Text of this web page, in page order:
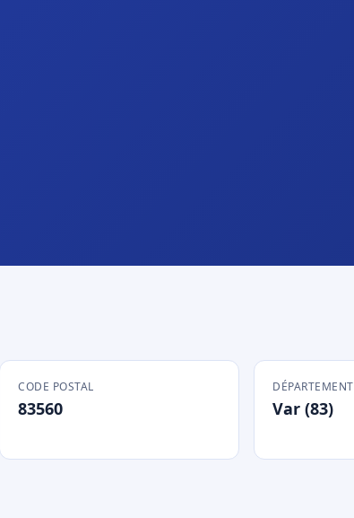
CODE POSTAL
83560
DÉPARTEMENT
Var (83)